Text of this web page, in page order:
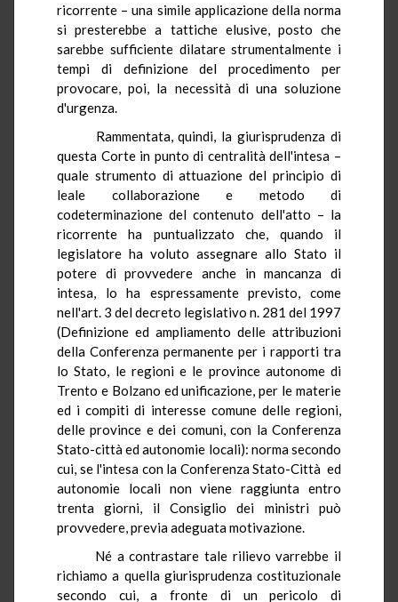
ricorrente – una simile applicazione della norma
si presterebbe a tattiche elusive, posto che
sarebbe sufficiente dilatare strumentalmente i
tempi di definizione del procedimento per
provocare, poi, la necessità di una soluzione
d'urgenza.
Rammentata, quindi, la giurisprudenza di
questa Corte in punto di centralità dell'intesa –
quale strumento di attuazione del principio di
leale collaborazione e metodo di
codeterminazione del contenuto dell'atto – la
ricorrente ha puntualizzato che, quando il
legislatore ha voluto assegnare allo Stato il
potere di provvedere anche in mancanza di
intesa, lo ha espressamente previsto, come
nell'art. 3 del decreto legislativo n. 281 del 1997
(Definizione ed ampliamento delle attribuzioni
della Conferenza permanente per i rapporti tra
lo Stato, le regioni e le province autonome di
Trento e Bolzano ed unificazione, per le materie
ed i compiti di interesse comune delle regioni,
delle province e dei comuni, con la Conferenza
Stato-città ed autonomie locali): norma secondo
cui, se l'intesa con la Conferenza Stato-Città ed
autonomie locali non viene raggiunta entro
trenta giorni, il Consiglio dei ministri può
provvedere, previa adeguata motivazione.
Né a contrastare tale rilievo varrebbe il
richiamo a quella giurisprudenza costituzionale
secondo cui, a fronte di un pericolo di